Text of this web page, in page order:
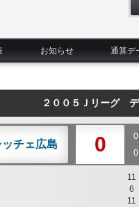
お知らせ 通算デ
２００５Ｊリーグ
チェ広島 0 0
0
11
6
11